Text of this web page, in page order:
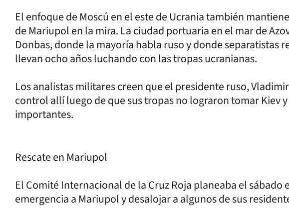
El enfoque de Moscú en el este de Ucrania también
de Mariupol en la mira. La ciudad portuaria en el mar de
Donbas, donde la mayoría habla ruso y donde separatistas
llevan ocho años luchando con las tropas ucranianas.
Los analistas militares creen que el presidente ruso,
control allí luego de que sus tropas no lograron tomar Kiev
importantes.
Rescate en Mariupol
El Comité Internacional de la Cruz Roja planeaba el sábado
emergencia a Mariupol y desalojar a algunos de sus